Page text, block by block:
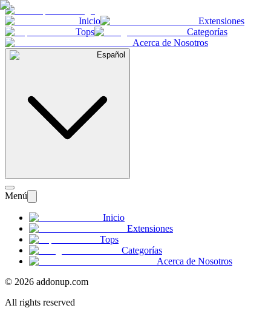
Inicio
Extensiones
Tops
Categorías
Acerca de Nosotros
Español
Menú
Inicio
Extensiones
Tops
Categorías
Acerca de Nosotros
© 2026 addonup.com
All rights reserved